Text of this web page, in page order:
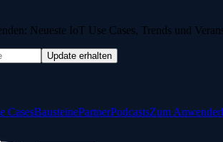
Neueste IoT Use Cases, Trends und
Update erhalten
CasesBausteinePartnerPodcastsZum